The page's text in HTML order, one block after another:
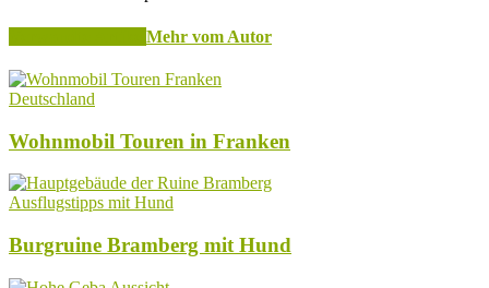
Mehr vom Autor
Deutschland
Wohnmobil Touren in Franken
Ausflugstipps mit Hund
Burgruine Bramberg mit Hund